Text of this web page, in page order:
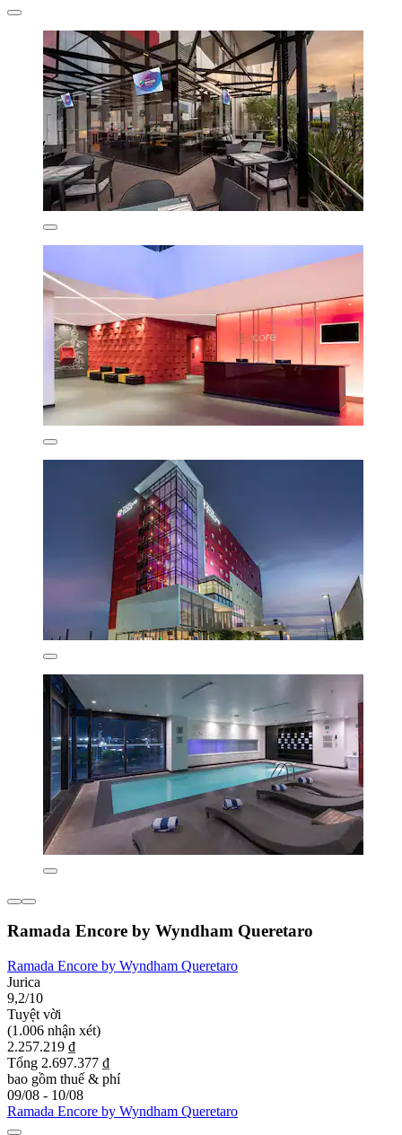
Ramada Encore by Wyndham Queretaro
Ramada Encore by Wyndham Queretaro
Jurica
9,2/10
Tuyệt vời
(1.006 nhận xét)
2.257.219 ₫
Tổng 2.697.377 ₫
bao gồm thuế & phí
09/08 - 10/08
Ramada Encore by Wyndham Queretaro